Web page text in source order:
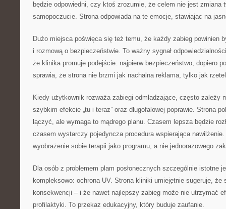
będzie odpowiedni, czy ktoś zrozumie, że celem nie jest zmiana
samopoczucie. Strona odpowiada na te emocje, stawiając na
Dużo miejsca poświęca się też temu, że każdy zabieg powinien
i rozmową o bezpieczeństwie. To ważny sygnał
że klinika promuje podejście: najpierw bezpieczeństwo, dopiero
sprawia, że strona nie brzmi jak nachalna reklama, tylko jak
Kiedy użytkownik rozważa zabiegi odmładzające, często zależy
szybkim efekcie „tu i teraz” oraz długofalowej poprawie. Strona
łączyć, ale wymaga to mądrego planu. Czasem lepsza będzie
czasem wystarczy pojedyncza procedura wspierająca nawilżenie.
wyobrażenie sobie terapii jako programu, a nie jednorazowego
Dla osób z problemem plam posłonecznych szczególnie istotne
kompleksowo: ochrona UV. Strona kliniki umiejętnie sugeruje,
konsekwencji – i że nawet najlepszy zabieg może nie utrzymać
profilaktyki. To przekaz edukacyjny, który buduje zaufanie.